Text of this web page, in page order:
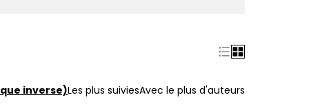
inverse)Les plus suiviesAvec le plus d'auteurs